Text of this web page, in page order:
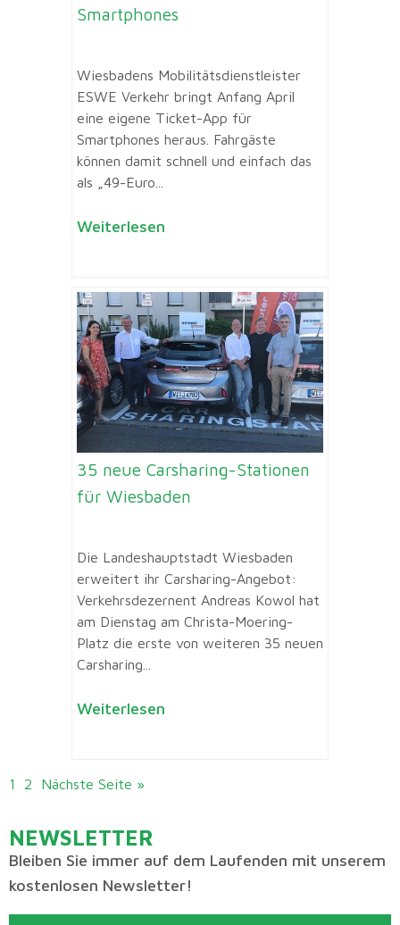
Smartphones
Wiesbadens Mobilitätsdienstleister
ESWE Verkehr bringt Anfang April
eine eigene Ticket-App für
Smartphones heraus. Fahrgäste
können damit schnell und einfach das
als „49-Euro...
Weiterlesen
35 neue Carsharing-Stationen
für Wiesbaden
Die Landeshauptstadt Wiesbaden
erweitert ihr Carsharing-Angebot:
Verkehrsdezernent Andreas Kowol hat
am Dienstag am Christa-Moering-
Platz die erste von weiteren 35 neuen
Carsharing...
Weiterlesen
1 2 Nächste Seite »
NEWSLETTER
Bleiben Sie immer auf dem Laufenden mit unserem
kostenlosen Newsletter!